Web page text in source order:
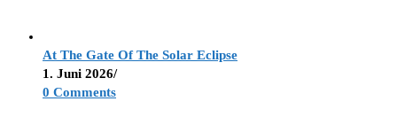
At The Gate Of The Solar Eclipse
1. Juni 2026/
0 Comments